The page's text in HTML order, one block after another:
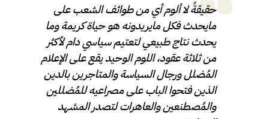
حقيقةً لا ألوم أي من طوائف الشعب على
مايحدث فكل مايريدونه هو حياة كريمة وما
يحدث نتاج طبيعي لتعتيم سياسي دام لأكثر
من ثلاثة عقود، اللوم الوحيد يقع على الإعلام
المُضلل ورجال السياسة والمتاجرين بالدين
الذين فتحوا الباب على مصراعيه للمُضللين
والمُصطنعين والعاهرات لتصدر المشهد